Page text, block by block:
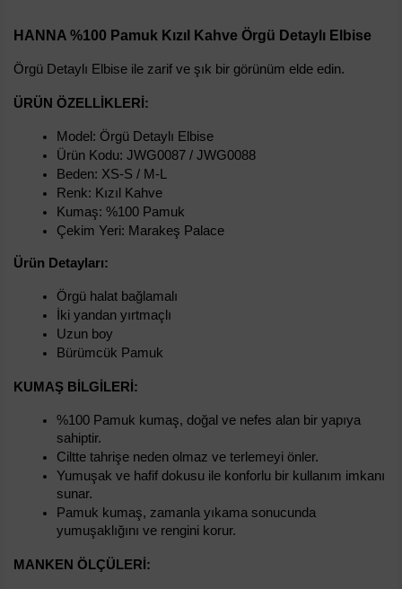
HANNA %100 Pamuk Kızıl Kahve Örgü Detaylı Elbise
Örgü Detaylı Elbise ile zarif ve şık bir görünüm elde edin.
ÜRÜN ÖZELLIKLERI:
Model: Örgü Detaylı Elbise
Ürün Kodu: JWG0087 / JWG0088
Beden: XS-S / M-L
Renk: Kızıl Kahve
Kumaş: %100 Pamuk
Çekim Yeri: Marakeş Palace
Ürün Detayları:
Örgü halat bağlamalı
İki yandan yırtmaçlı
Uzun boy
Bürümcük Pamuk
KUMAŞ BILGILERI:
%100 Pamuk kumaş, doğal ve nefes alan bir yapıya
sahiptir.
Ciltte tahrişe neden olmaz ve terlemeyi önler.
Yumuşak ve hafif dokusu ile konforlu bir kullanım imkanı
sunar.
Pamuk kumaş, zamanla yıkama sonucunda
yumuşaklığını ve rengini korur.
MANKEN ÖLÇÜLERI: